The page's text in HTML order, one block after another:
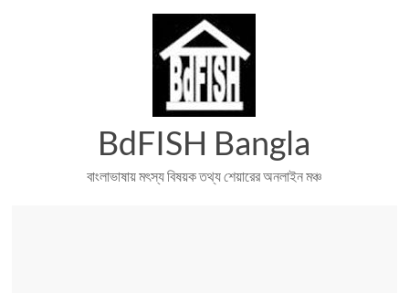
BdFISH Bangla
বাংলাভাষায় মৎস্য বিষয়ক তথ্য শেয়ারের অনলাইন মঞ্চ